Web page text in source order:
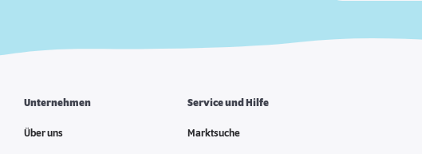
Unternehmen
Über uns
Service und Hilfe
Marktsuche